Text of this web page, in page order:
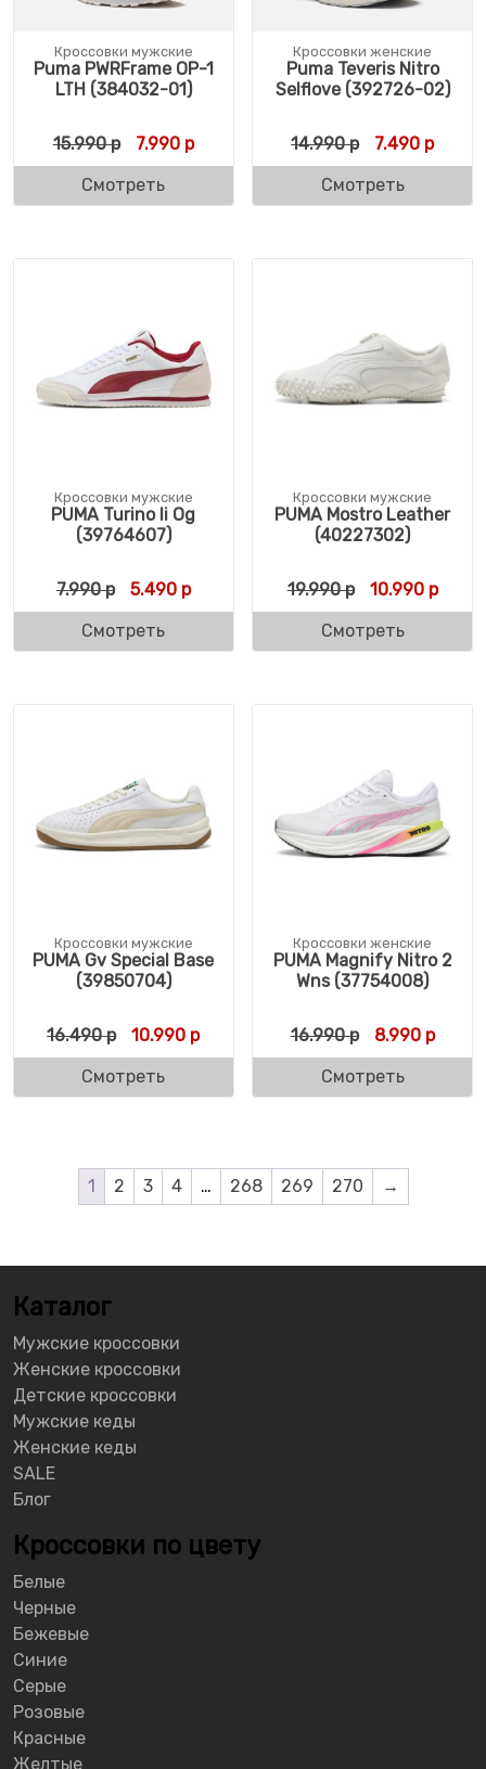
Кроссовки мужские
Puma PWRFrame OP-1
LTH (384032-01)
15.990р Первоначальная цена составляла 15.990
7.990рТекущая цена: 7.990 р.
Смотреть
Кроссовки женские
Puma Teveris Nitro
Selflove (392726-02)
14.990р 7.490 р
Смотреть
Кроссовки мужские
PUMA Turino Ii Og
(39764607)
7.990р Первоначальная цена составляла 7.990 р.
5.490рТекущая цена: 5.490 р.
Смотреть
Кроссовки мужские
PUMA Mostro Leather
(40227302)
19.990р 10.990р
Смотреть
Кроссовки мужские
PUMA Gv Special Base
(39850704)
16.490р Первоначальная цена составляла 16.490
10.990 рТекущая цена: 10.990 р.
Смотреть
Кроссовки женские
PUMA Magnify Nitro 2
Wns (37754008)
16.990р 8.990р
Смотреть
1 2 3 4 … 268 269 270 →
Каталог
Мужские кроссовки
Женские кроссовки
Детские кроссовки
Мужские кеды
Женские кеды
SALE
Блог
Кроссовки по цвету
Белые
Черные
Бежевые
Синие
Серые
Розовые
Красные
Желтые